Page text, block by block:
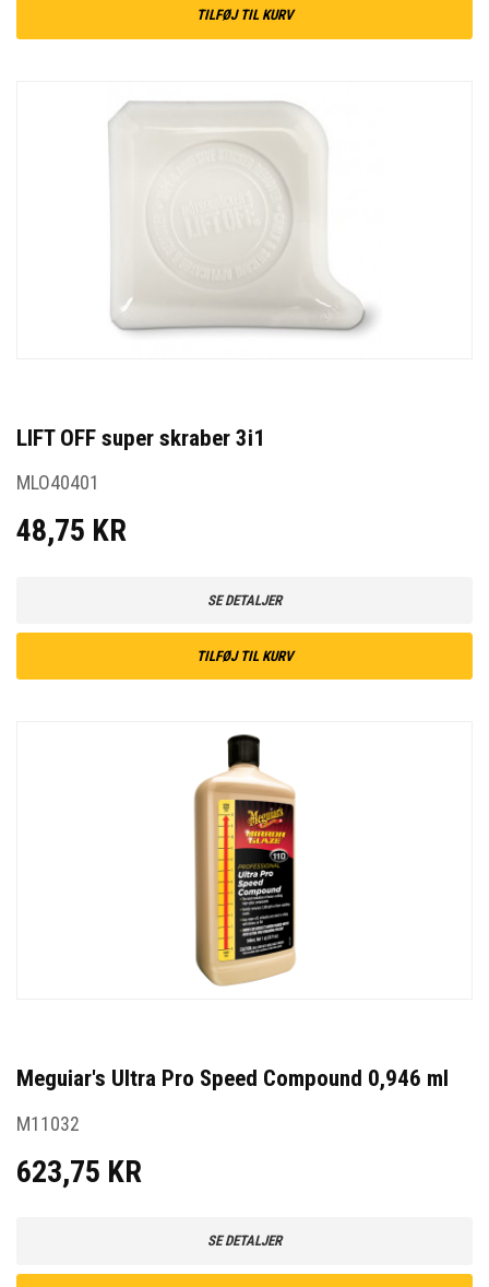
TILFØJ TIL KURV
LIFT OFF super skraber 3i1
MLO40401
48,75 KR
SE DETALJER
TILFØJ TIL KURV
Meguiar's Ultra Pro Speed Compound 0,946 ml
M11032
623,75 KR
SE DETALJER